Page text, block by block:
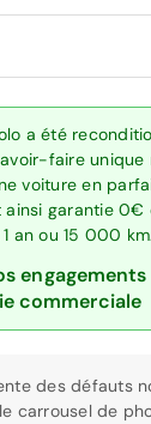
a été
faire unique
voiture en
ainsi garantie 0€
an ou 15 000 km.
engagements
commerciale
des défauts
carrousel de